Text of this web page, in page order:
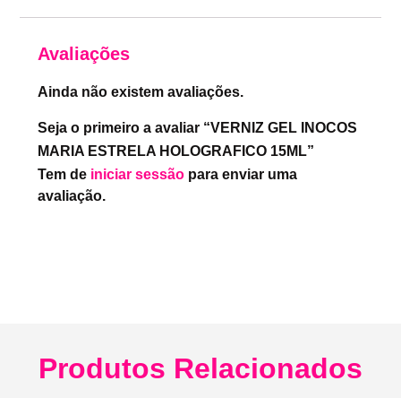
Avaliações
Ainda não existem avaliações.
Seja o primeiro a avaliar “VERNIZ GEL INOCOS
MARIA ESTRELA HOLOGRAFICO 15ML”
Tem de iniciar sessão para enviar uma
avaliação.
Produtos Relacionados